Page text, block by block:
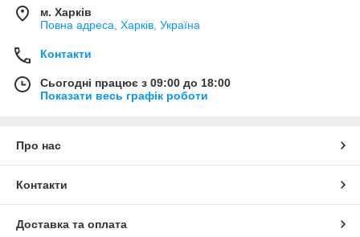
м. Харків
Повна адреса, Харків, Україна
Контакти
Сьогодні працює з 09:00 до 18:00
Показати весь графік роботи
Про нас
Контакти
Доставка та оплата